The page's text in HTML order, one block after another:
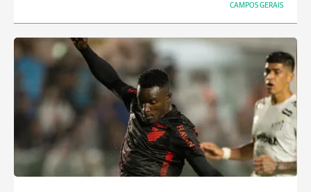
CAMPOS GERAIS